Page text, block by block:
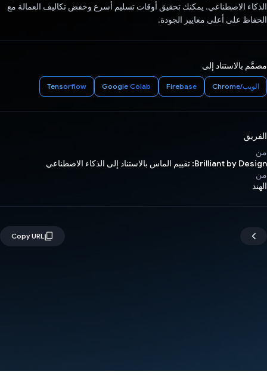
الذكاء الاصطناعي. يمكنك تحقيق أوقات تسليم أسرع وخفض تكاليف العمالة مع
الحفاظ على أعلى معايير الجودة.
مصمَّم بالاستناد إلى
الويب/Chrome Firebase
Google Colab
Tensorflow
الفريق
من
Brilliant by Design: تقييم الماس بالاستناد إلى الذكاء الاصطناعي
من
الهند